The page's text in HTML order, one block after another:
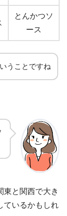
とんかつソ
ース
うことですね
東と関西で大き
ているかもしれ